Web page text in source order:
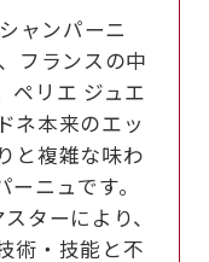
ャンパーニ
フランスの中
ペリエ ジュエ
ネ本来のエッ
と複雑な味わ
ニュです。
ターにより、
術・技能と不